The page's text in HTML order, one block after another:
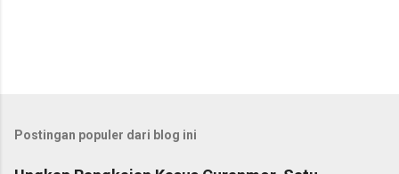
Postingan populer dari blog ini